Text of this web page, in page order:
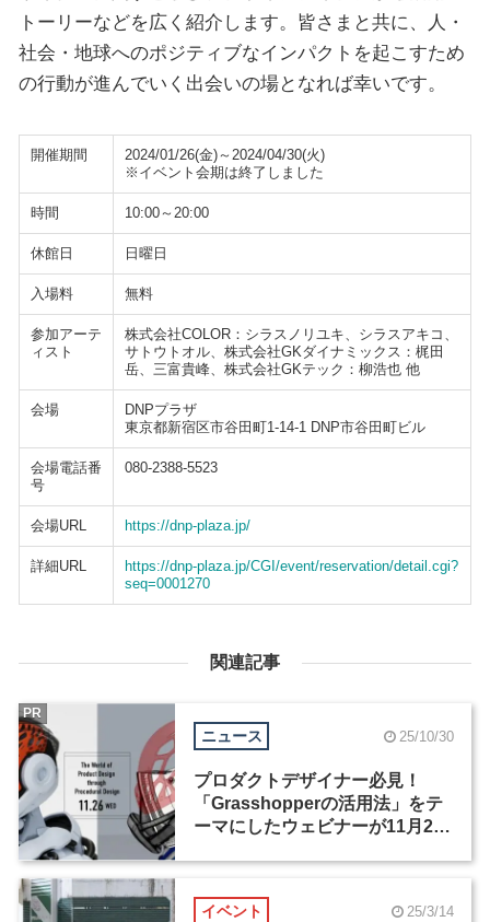
トーリーなどを広く紹介します。皆さまと共に、人・
社会・地球へのポジティブなインパクトを起こすため
の行動が進んでいく出会いの場となれば幸いです。
開催期間
2024/01/26(金)～2024/04/30(火)
※イベント会期は終了しました
時間 10:00～20:00
休館日 日曜日
入場料 無料
参加アーテ
ィスト
株式会社COLOR：シラスノリユキ、シラスアキコ、
サトウトオル、株式会社GKダイナミックス：梶田
岳、三富貴峰、株式会社GKテック：柳浩也 他
会場
DNPプラザ
東京都新宿区市谷田町1-14-1 DNP市谷田町ビル
会場電話番
号
080-2388-5523
会場URL https://dnp-plaza.jp/
詳細URL
https://dnp-plaza.jp/CGI/event/reservation/detail.cgi?
seq=0001270
関連記事
ニュース 25/10/30
プロダクトデザイナー必見！
「Grasshopperの活用法」をテ
ーマにしたウェビナーが11月26
PR
イベント 25/3/14